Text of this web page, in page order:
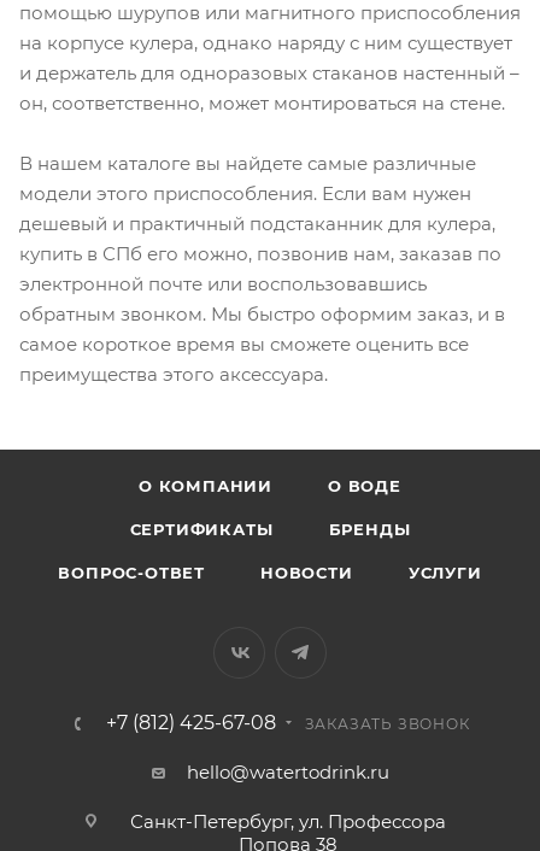
помощью шурупов или магнитного приспособления
на корпусе кулера, однако наряду с ним существует
и держатель для одноразовых стаканов настенный –
он, соответственно, может монтироваться на стене.
В нашем каталоге вы найдете самые различные
модели этого приспособления. Если вам нужен
дешевый и практичный подстаканник для кулера,
купить в СПб его можно, позвонив нам, заказав по
электронной почте или воспользовавшись
обратным звонком. Мы быстро оформим заказ, и в
самое короткое время вы сможете оценить все
преимущества этого аксессуара.
О КОМПАНИИ О ВОДЕ
СЕРТИФИКАТЫ БРЕНДЫ
ВОПРОС-ОТВЕТ НОВОСТИ УСЛУГИ
+7 (812) 425-67-08 ЗАКАЗАТЬ ЗВОНОК
hello@watertodrink.ru
Санкт-Петербург, ул. Профессора
Попова 38